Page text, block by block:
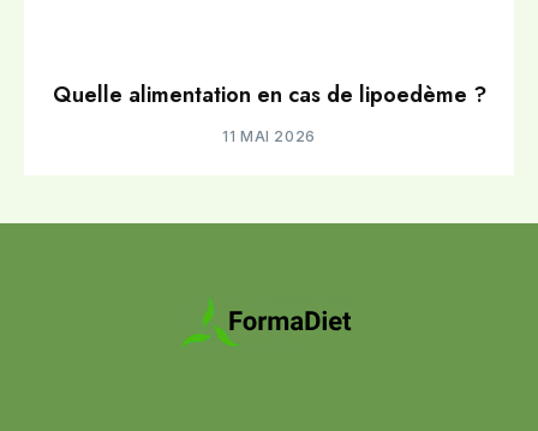
Quelle alimentation en cas de lipoedème ?
11 MAI 2026